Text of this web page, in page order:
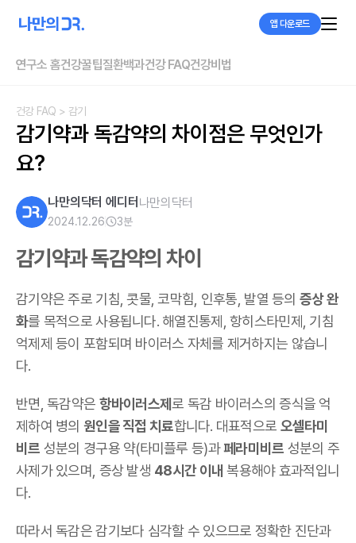
앱 다운로드
연구소 홈건강꿀팁질환백과건강 FAQ건강비법
건강 FAQ > 감기
감기약과 독감약의 차이점은 무엇인가
요?
나만의닥터 에디터 나만의닥터
2024.12.26 3분
감기약과 독감약의 차이
감기약은 주로 기침, 콧물, 코막힘, 인후통, 발열 등의 증상 완
화를 목적으로 사용됩니다. 해열진통제, 항히스타민제, 기침
억제제 등이 포함되며 바이러스 자체를 제거하지는 않습니
다.
반면, 독감약은 항바이러스제로 독감 바이러스의 증식을 억
제하여 병의 원인을 직접 치료합니다. 대표적으로 오셀타미
비르 성분의 경구용 약(타미플루 등)과페라미비르 성분의 주
사제가 있으며, 증상 발생 48시간 이내 복용해야 효과적입니
다.
따라서 독감은 감기보다 심각할 수 있으므로 정확한 진단과